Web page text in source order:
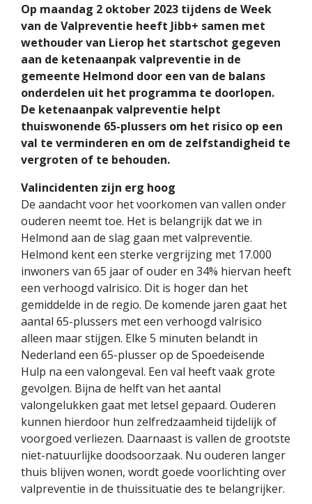
Op maandag 2 oktober 2023 tijdens de Week
van de Valpreventie heeft Jibb+ samen met
wethouder van Lierop het startschot gegeven
aan de ketenaanpak valpreventie in de
gemeente Helmond door een van de balans
onderdelen uit het programma te doorlopen.
De ketenaanpak valpreventie helpt
thuiswonende 65-plussers om het risico op een
val te verminderen en om de zelfstandigheid te
vergroten of te behouden.
Valincidenten zijn erg hoog
De aandacht voor het voorkomen van vallen onder
ouderen neemt toe. Het is belangrijk dat we in
Helmond aan de slag gaan met valpreventie.
Helmond kent een sterke vergrijzing met 17.000
inwoners van 65 jaar of ouder en 34% hiervan heeft
een verhoogd valrisico. Dit is hoger dan het
gemiddelde in de regio. De komende jaren gaat het
aantal 65-plussers met een verhoogd valrisico
alleen maar stijgen. Elke 5 minuten belandt in
Nederland een 65-plusser op de Spoedeisende
Hulp na een valongeval. Een val heeft vaak grote
gevolgen. Bijna de helft van het aantal
valongelukken gaat met letsel gepaard. Ouderen
kunnen hierdoor hun zelfredzaamheid tijdelijk of
voorgoed verliezen. Daarnaast is vallen de grootste
niet-natuurlijke doodsoorzaak. Nu ouderen langer
thuis blijven wonen, wordt goede voorlichting over
valpreventie in de thuissituatie des te belangrijker.